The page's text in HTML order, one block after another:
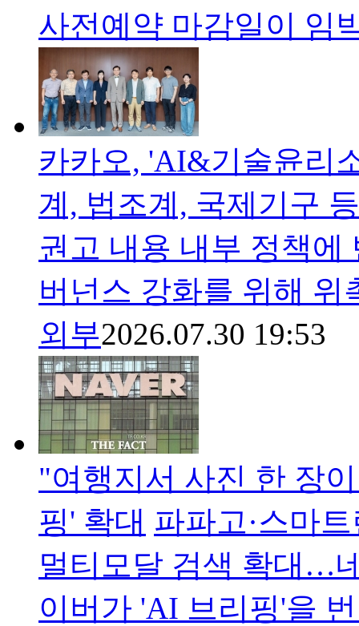
사전예약 마감일이 임
카카오, 'AI&기술윤리
계, 법조계, 국제기구
권고 내용 내부 정책
버넌스 강화를 위해
외부2026.07.30 19:53
"여행지서 사진 한 장
핑' 확대 파파고·스마
멀티모달 검색 확대…
이버가 'AI 브리핑'을